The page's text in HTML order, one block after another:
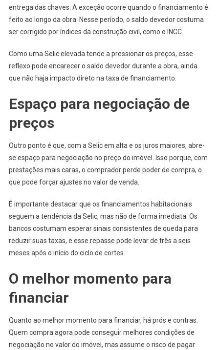
entrega das chaves. A exceção ocorre quando o financiamento é
feito ao longo da obra. Nesse período, o saldo devedor costuma
ser corrigido por índices da construção civil, como o INCC.
Como uma Selic elevada tende a pressionar os preços, esse
reflexo pode encarecer o saldo devedor durante a obra, ainda
que não haja impacto direto na taxa de financiamento.
Espaço para negociação de
preços
Outro ponto é que, com a Selic em alta e os juros maiores, abre-
se espaço para negociação no preço do imóvel. Isso porque, com
prestações mais caras, o comprador perde poder de compra, o
que pode forçar ajustes no valor de venda.
É importante destacar que os financiamentos habitacionais
seguem a tendência da Selic, mas não de forma imediata. Os
bancos costumam esperar sinais consistentes de queda para
reduzir suas taxas, e esse repasse pode levar de três a seis
meses após o início do ciclo de cortes.
O melhor momento para
financiar
Quanto ao melhor momento para financiar, há prós e contras.
Quem compra agora pode conseguir melhores condições de
negociação no valor do imóvel, mas assume o risco de pagar